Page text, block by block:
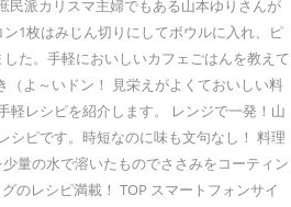
民派カリスマ主婦でもある山本ゆりさんが
1枚はみじん切りにしてボウルに入れ、ピ
た。手軽においしいカフェごはんを教えて
よ～いドン！ 見栄えがよくておいしい料
レシピを紹介します。 レンジで一発！山
ピです。時短なのに味も文句なし！ 料理
量の水で溶いたものでささみをコーティン
のレシピ満載！ TOP スマートフォンサイ